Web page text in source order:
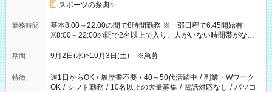
スポーツの祭典✨
勤務時間
基本8:00～22:00の間で8時間勤務 ※一部日程で6:45開始有
※8:00～22:00の間で2名以上で入り、人がいない時間帯がない
ように相方と時間を分け合うイメージです
期間 9月2日(水)~10月3日(土) ※急募
特徴 週1日からOK / 履歴書不要 / 40～50代活躍中 / 副業・Wワーク
OK / シフト勤務 / 10名以上の大量募集 / 電話対応なし / パソコ